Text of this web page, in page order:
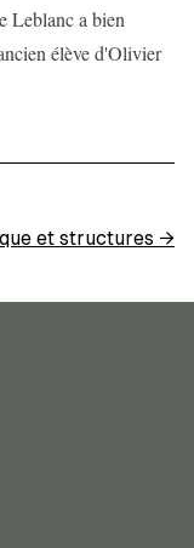
Leblanc a bien
élève d'Olivier
et structures →